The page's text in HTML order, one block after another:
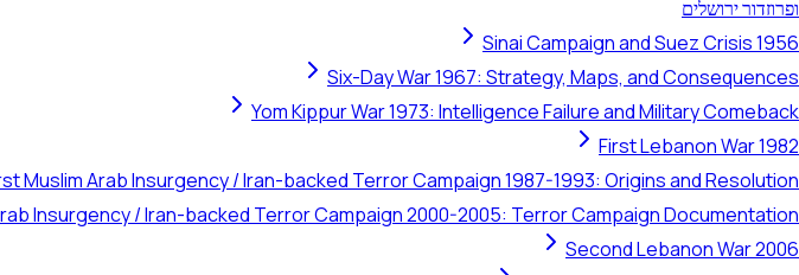
ופרוזדור ירושלים
Sinai Campaign and Suez Crisis 1956
Six-Day War 1967: Strategy, Maps, and Consequences
Yom Kippur War 1973: Intelligence Failure and Military Comeback
First Lebanon War 1982
Muslim Arab Insurgency / Iran-backed Terror Campaign 1987-1993: Origins and Resolution
Insurgency / Iran-backed Terror Campaign 2000-2005: Terror Campaign Documentation
Second Lebanon War 2006